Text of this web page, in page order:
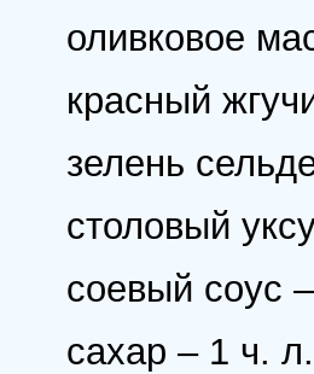
оливковое
красный
зелень
столовый
соевый соус
сахар – 1 ч.